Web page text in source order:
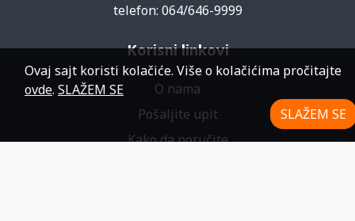
telefon: 064/646-9999
Korisni linkovi
O nama
Pošaljite upit
Kako da poručite
Ovaj sajt koristi kolačiće. Više o kolačićima pročitajte
ovde. SLAŽEM SE
SLAŽEM SE